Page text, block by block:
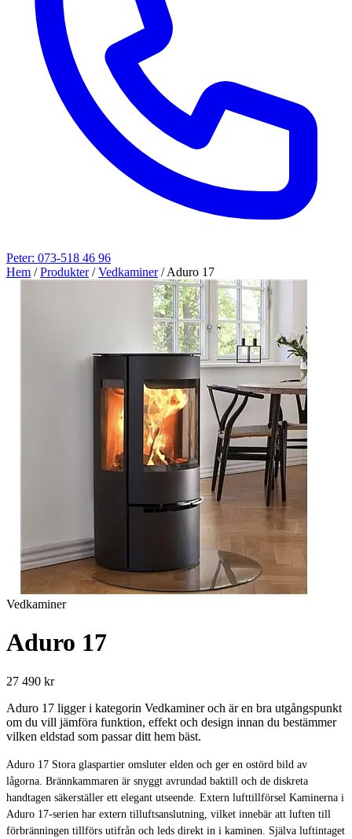
Peter: 073-518 46 96
Hem / Produkter / Vedkaminer / Aduro 17
Vedkaminer
Aduro 17
27 490 kr
Aduro 17 ligger i kategorin Vedkaminer och är en bra utgångspunkt
om du vill jämföra funktion, effekt och design innan du bestämmer
vilken eldstad som passar ditt hem bäst.
Aduro 17 Stora glaspartier omsluter elden och ger en ostörd bild av
lågorna. Brännkammaren är snyggt avrundad baktill och de diskreta
handtagen säkerställer ett elegant utseende. Extern lufttillförsel Kaminerna i
Aduro 17-serien har extern tilluftsanslutning, vilket innebär att luften till
förbränningen tillförs utifrån och leds direkt in i kaminen. Själva luftintaget